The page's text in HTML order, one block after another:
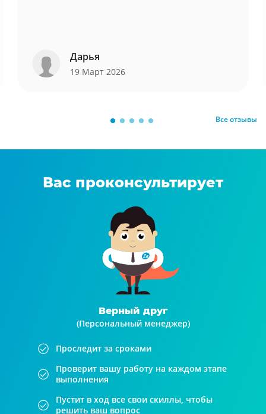
Дарья
19 Март 2026
Все отзывы
Вас проконсультирует
Верный друг
(Персональный менеджер)
Проследит за сроками
Проверит вашу работу на каждом этапе
выполнения
Пустит в ход все свои скиллы, чтобы
решить ваш вопрос